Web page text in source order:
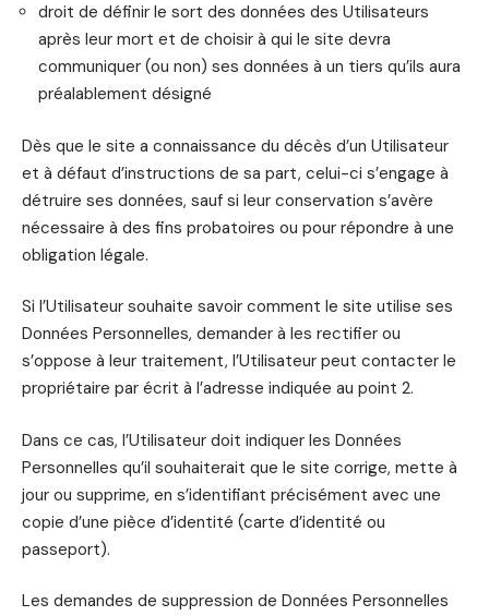
droit de définir le sort des données des Utilisateurs
après leur mort et de choisir à qui le site devra
communiquer (ou non) ses données à un tiers qu’ils aura
préalablement désigné
Dès que le site a connaissance du décès d’un Utilisateur
et à défaut d’instructions de sa part, celui-ci s’engage à
détruire ses données, sauf si leur conservation s’avère
nécessaire à des fins probatoires ou pour répondre à une
obligation légale.
Si l’Utilisateur souhaite savoir comment le site utilise ses
Données Personnelles, demander à les rectifier ou
s’oppose à leur traitement, l’Utilisateur peut contacter le
propriétaire par écrit à l’adresse indiquée au point 2.
Dans ce cas, l’Utilisateur doit indiquer les Données
Personnelles qu’il souhaiterait que le site corrige, mette à
jour ou supprime, en s’identifiant précisément avec une
copie d’une pièce d’identité (carte d’identité ou
passeport).
Les demandes de suppression de Données Personnelles